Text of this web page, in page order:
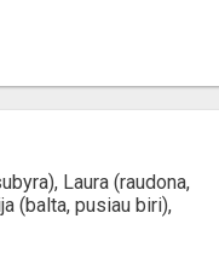
Laura (raudona,
(balta, pusiau biri),